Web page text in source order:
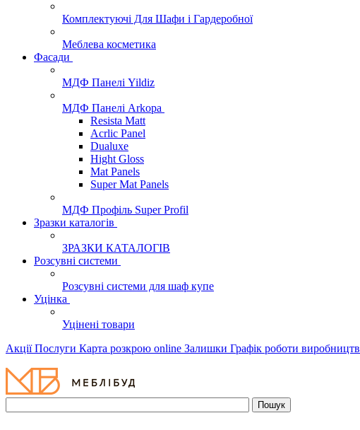
Комплектуючі Для Шафи і Гардеробної
Меблева косметика
Фасади
МДФ Панелі Yildiz
МДФ Панелі Arkopa
Resista Matt
Acrlic Panel
Dualuxe
Hight Gloss
Mat Panels
Super Mat Panels
МДФ Профіль Super Profil
Зразки каталогів
ЗРАЗКИ КАТАЛОГІВ
Розсувні системи
Розсувні системи для шаф купе
Уцінка
Уцінені товари
Акції Послуги Карта розкрою online Залишки Графік роботи виробництв